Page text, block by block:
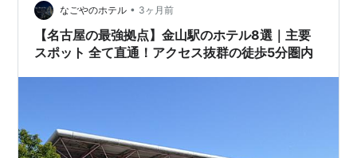
姿だけでなく、…
なごやのホテル • 3ヶ月前
【名古屋の最強拠点】金山駅のホテル8選｜主要
スポット 全て直通！アクセス抜群の徒歩5分圏内